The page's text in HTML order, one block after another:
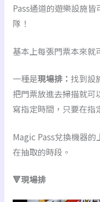
Pass通道的遊樂設施
隊！
基本上每張門票本來就
一種是現場排：找到設
把門票放進去掃描就可
寫指定時間，只要在指
Magic Pass兌換機器
在抽取的時段。
🔻現場排